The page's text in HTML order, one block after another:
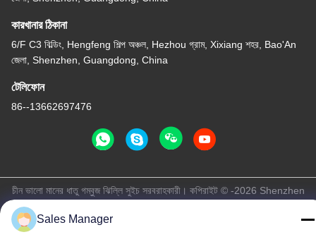
কারখানার ঠিকানা
6/F C3 বিল্ডিং, Hengfeng শিল্প অঞ্চল, Hezhou গ্রাম, Xixiang শহর, Bao'An
জেলা, Shenzhen, Guangdong, China
টেলিফোন
86--13662697476
চীন ভালো মানের ধাতু গম্বুজ ঝিল্লি সুইচ সরবরাহকারী। কপিরাইট © -2026 Shenzhen
Sales Manager